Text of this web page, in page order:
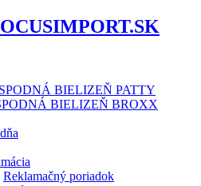
BIELIZEŇ PATTY
BIELIZEŇ BROXX
Reklamačný poriadok